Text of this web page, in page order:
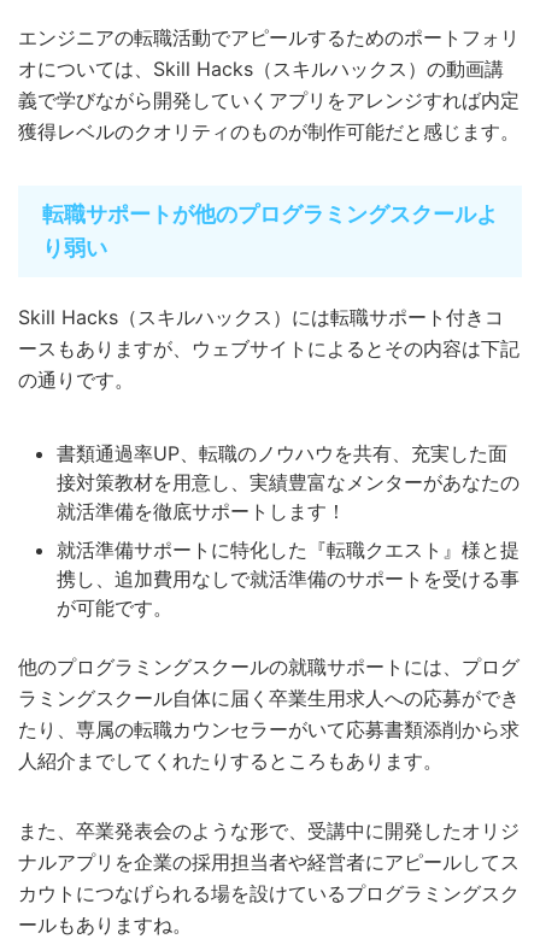
エンジニアの転職活動でアピールするためのポートフォリ
オについては、Skill Hacks（スキルハックス）の動画講
義で学びながら開発していくアプリをアレンジすれば内定
獲得レベルのクオリティのものが制作可能だと感じます。
転職サポートが他のプログラミングスクールよ
り弱い
Skill Hacks（スキルハックス）には転職サポート付きコ
ースもありますが、ウェブサイトによるとその内容は下記
の通りです。
書類通過率UP、転職のノウハウを共有、充実した面
接対策教材を用意し、実績豊富なメンターがあなたの
就活準備を徹底サポートします！
就活準備サポートに特化した『転職クエスト』様と提
携し、追加費用なしで就活準備のサポートを受ける事
が可能です。
他のプログラミングスクールの就職サポートには、プログ
ラミングスクール自体に届く卒業生用求人への応募ができ
たり、専属の転職カウンセラーがいて応募書類添削から求
人紹介までしてくれたりするところもあります。
また、卒業発表会のような形で、受講中に開発したオリジ
ナルアプリを企業の採用担当者や経営者にアピールしてス
カウトにつなげられる場を設けているプログラミングスク
ールもありますね。